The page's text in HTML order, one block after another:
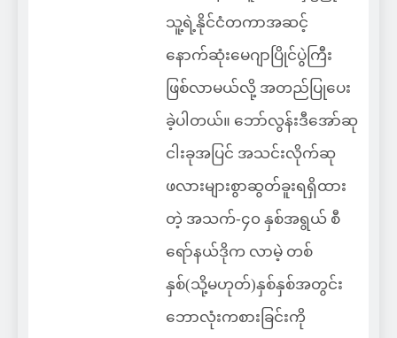
သူ့ရဲ့နိုင်ငံတကာအဆင့်
နောက်ဆုံးမေဂျာပြိုင်ပွဲကြီး
ဖြစ်လာမယ်လို့ အတည်ပြုပေး
ခဲ့ပါတယ်။ ဘော်လွန်းဒီအော်ဆု
ငါးခုအပြင် အသင်းလိုက်ဆု
ဖလားများစွာဆွတ်ခူးရရှိထား
တဲ့ အသက်-၄၀ နှစ်အရွယ် စီ
ရော်နယ်ဒိုက လာမဲ့ တစ်
နှစ်(သို့မဟုတ်)နှစ်နှစ်အတွင်း
ဘောလုံးကစားခြင်းကို